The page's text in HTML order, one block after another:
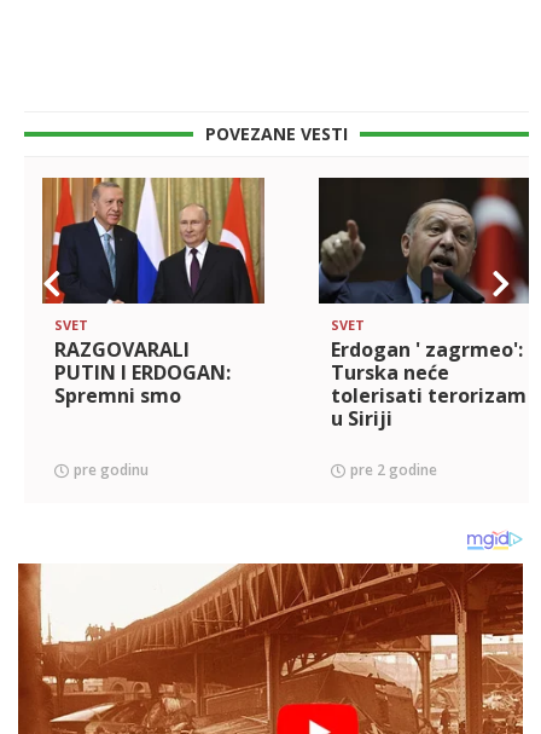
POVEZANE VESTI
SVET
RAZGOVARALI
PUTIN I ERDOGAN:
Spremni smo
pre godinu
SVET
Erdogan ' zagrmeo':
Turska neće
tolerisati terorizam
u Siriji
pre 2 godine